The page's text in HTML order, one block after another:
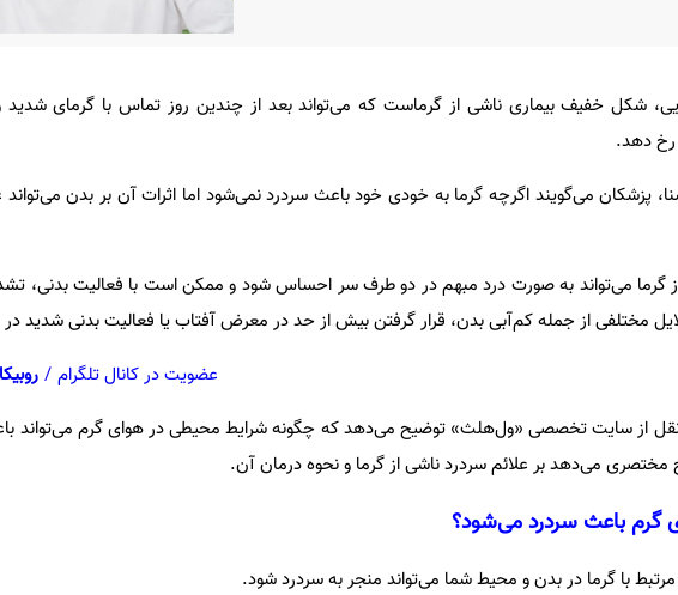
شکل خفیف بیماری ناشی از گرماست که می‌تواند بعد از چندین روز تماس با گرمای شدید
رخ دهد.
پزشکان می‌گویند اگرچه گرما به خودی خود باعث سردرد نمی‌شود اما اثرات آن بر بدن می‌تواند
گرما می‌تواند به صورت درد مبهم در دو طرف سر احساس شود و ممکن است با فعالیت بدنی،
مختلفی از جمله کم‌آبی بدن، قرار گرفتن بیش از حد در معرض آفتاب یا فعالیت بدنی شدید
عضویت در کانال تلگرام / روبیکا
نقل از سایت تخصصی «ول‌هلث» توضیح می‌دهد که چگونه شرایط محیطی در هوای گرم می‌تواند
می‌دهد بر علائم سردرد ناشی از گرما و نحوه درمان آن.
گرم باعث سردرد می‌شود؟
با گرما در بدن و محیط شما می‌تواند منجر به سردرد شود.